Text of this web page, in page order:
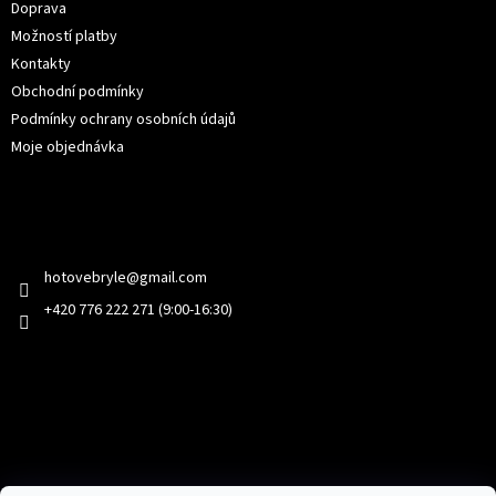
Doprava
Možností platby
Kontakty
Obchodní podmínky
Podmínky ochrany osobních údajů
Moje objednávka
hotovebryle@gmail.com
+420 776 222 271 (9:00-16:30)